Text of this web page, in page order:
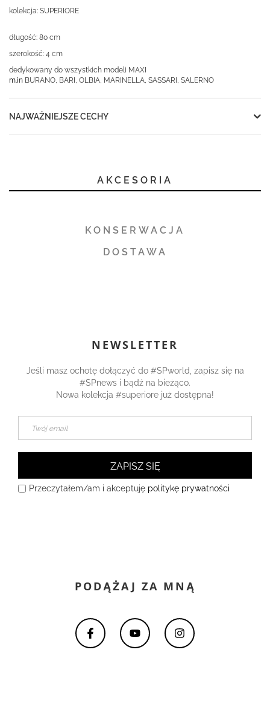
kolekcja: SUPERIORE
długość: 80 cm
szerokość: 4 cm
dedykowany do wszystkich modeli MAXI
m.in BURANO, BARI, OLBIA, MARINELLA, SASSARI, SALERNO
NAJWAŻNIEJSZE CECHY
AKCESORIA
KONSERWACJA
DOSTAWA
NEWSLETTER
Jeśli masz ochotę dołączyć do #SPworld, zapisz się na
#SPnews i bądź na bieżąco.
Nowa kolekcja #superiore już dostępna!
ZAPISZ SIĘ
Przeczytałem/am i akceptuję politykę prywatności
PODĄŻAJ ZA MNĄ